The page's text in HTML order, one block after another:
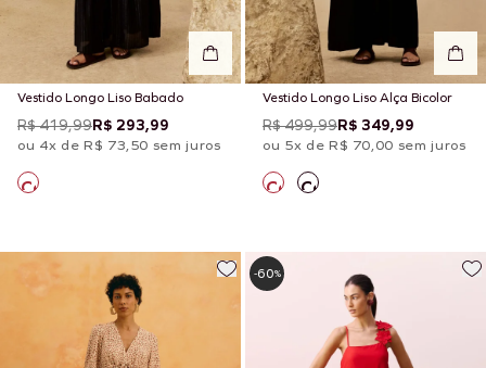
Vestido Longo Liso Babado
R$ 419,99R$ 293,99
ou 4x de R$ 73,50 sem juros
Vestido Longo Liso Alça Bicolor
R$ 499,99R$ 349,99
ou 5x de R$ 70,00 sem juros
-60%